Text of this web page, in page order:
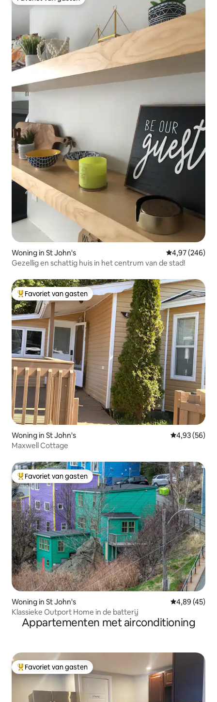
Favoriet van gasten
Woning in St John's Gemiddelde
4,97 (246)
Gezellig en schattig huis in het centrum van de stad!
Topfavoriet van gasten
Favoriet van gasten
Woning in St John's Gemiddelde
4,93 (56)
Maxwell Cottage
Topfavoriet van gasten
Favoriet van gasten
Woning in St John's Gemiddelde
4,89 (45)
Klassieke Outport Home in de batterij
Appartementen met airconditioning
Topfavoriet van gasten
Favoriet van gasten